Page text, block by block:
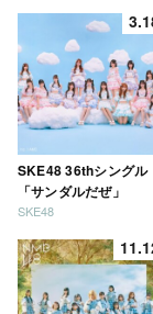
SKE48 36thシングル
「サンダルだぜ」
SKE48